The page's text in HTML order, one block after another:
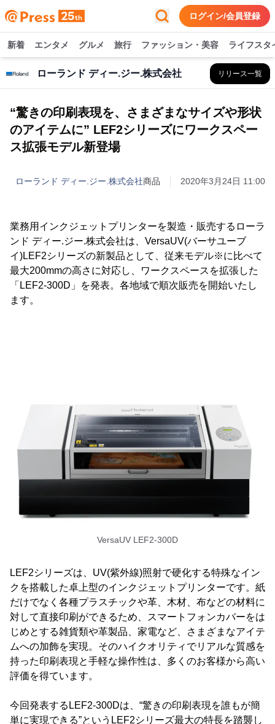
ログイン/会員登録
新着 エンタメ グルメ 旅行 ファッション・美容 ライフスタ
ローランド ディー.ジー.株式会社 リリース一覧
“驚きの印刷表現を、さまざまなサイズや形状
のアイテムに” LEF2シリーズにワークスペー
ス拡張モデル新登場
ローランド ディー.ジー.株式会社商品 2020年3月24日 11:00
業務用インクジェットプリンターを製造・販売するローラ
ンド ディー.ジー.株式会社は、VersaUV(バーサユーブ
イ)LEF2シリーズの新製品として、従来モデル※に比べて
最大200mmの高さに対応し、ワークスペースを拡張した
「LEF2-300D」を発表。各地域で順次販売を開始いたし
ます。
VersaUV LEF2-300D
LEF2シリーズは、UV(紫外線)照射で硬化する特殊なイン
クを搭載した卓上型のインクジェットプリンターです。紙
だけでなく各種プラスチックや革、木材、布などの材料に
対して直接印刷ができるため、スマートフォンカバーをは
じめとする雑貨類や革製品、家電など、さまざまなアイテ
ムへの加飾を実現。そのハイクオリティでリアルな質感を
持った印刷表現と手軽な操作性は、多くのお客様から高い
評価を得ています。
今回発表するLEF2-300Dは、“驚きの印刷表現を誰もが簡
単に実現できる”というLEF2シリーズ最大の特長を踏襲し